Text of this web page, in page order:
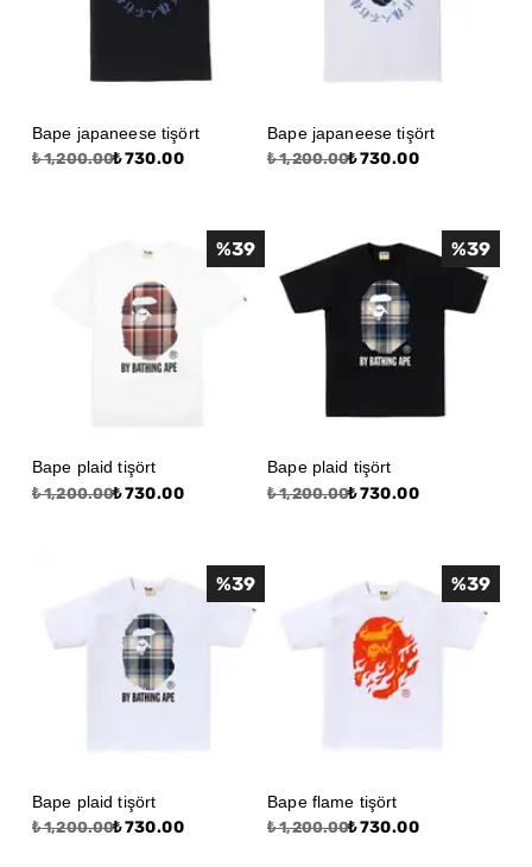
Bape japaneese tişört
₺ 1,200.00₺ 730.00
Bape japaneese tişört
₺ 1,200.00₺ 730.00
Bape plaid tişört
₺ 1,200.00₺ 730.00
%39
Bape plaid tişört
₺ 1,200.00₺ 730.00
%39
Bape plaid tişört
₺ 1,200.00₺ 730.00
%39
Bape flame tişört
₺ 1,200.00₺ 730.00
%39